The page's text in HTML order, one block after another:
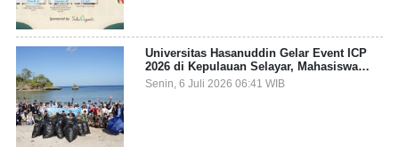
Universitas Hasanuddin Gelar Event ICP
2026 di Kepulauan Selayar, Mahasiswa
dari 27 Negara Jadi Partisipan
Senin, 6 Juli 2026 06:41 WIB